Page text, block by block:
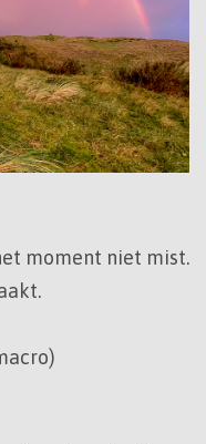
moment niet mist.